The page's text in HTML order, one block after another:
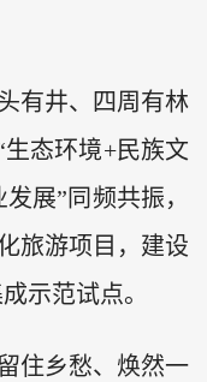
有井、四周有林
态环境+民族文
展”同频共振，
旅游项目，建设
示范试点。
住乡愁、焕然一